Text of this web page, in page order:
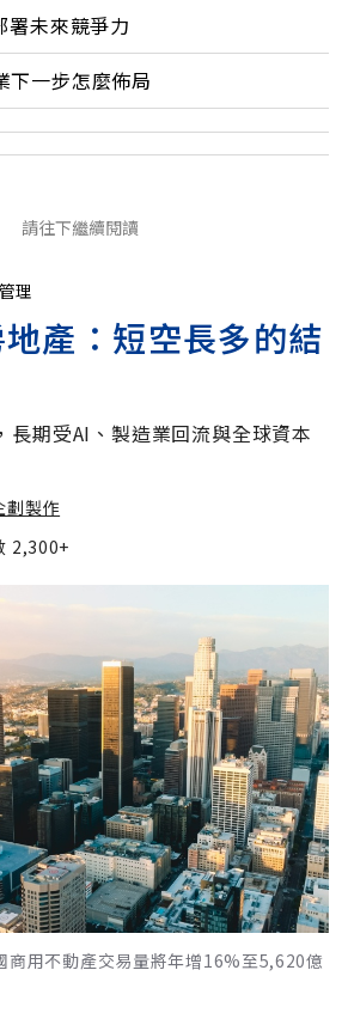
署未來競爭力
下一步怎麼佈局
請往下繼續閱讀
理
產：短空長多的結
長期受AI、製造業回流與全球資本
劃製作
2,300+
商用不動產交易量將年增16%至5,620億